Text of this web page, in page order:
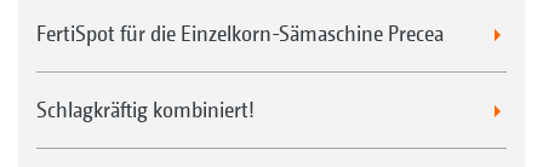
FertiSpot für die Einzelkorn-Sämaschine Precea
Schlagkräftig kombiniert!